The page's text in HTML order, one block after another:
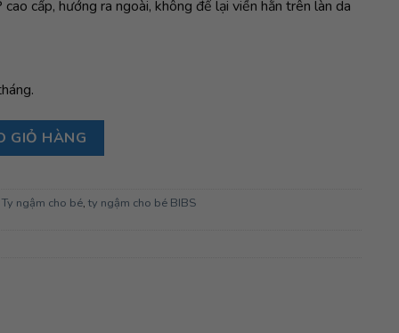
cấp, hướng ra ngoài, không để lại viền hằn trên làn da
BIBS Studio Pacifier Colour Jasmine Field Latex Size 1 (0-6
GIỎ HÀNG
Ty ngậm cho bé, ty ngậm cho bé BIBS